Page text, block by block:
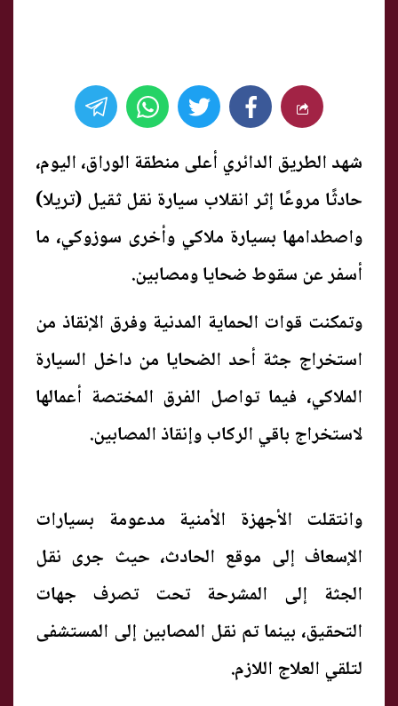
شهد الطريق الدائري أعلى منطقة الوراق، اليوم،
حادثًا مروعًا إثر انقلاب سيارة نقل ثقيل (تريلا)
واصطدامها بسيارة ملاكي وأخرى سوزوكي، ما
أسفر عن سقوط ضحايا ومصابين.
وتمكنت قوات الحماية المدنية وفرق الإنقاذ من
استخراج جثة أحد الضحايا من داخل السيارة
الملاكي، فيما تواصل الفرق المختصة أعمالها
لاستخراج باقي الركاب وإنقاذ المصابين.
وانتقلت الأجهزة الأمنية مدعومة بسيارات
الإسعاف إلى موقع الحادث، حيث جرى نقل
الجثة إلى المشرحة تحت تصرف جهات
التحقيق، بينما تم نقل المصابين إلى المستشفى
لتلقي العلاج اللازم.